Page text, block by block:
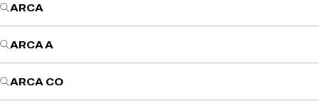
ARCA
ARCA A
ARCA CO